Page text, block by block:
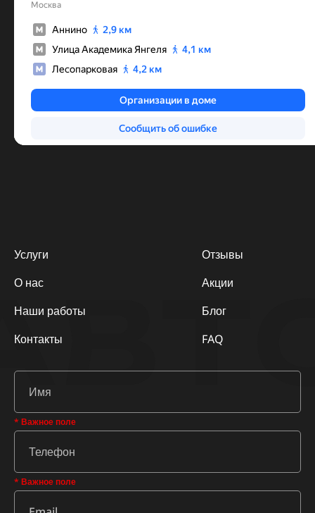
Услуги
О нас
Наши работы
Контакты
Отзывы
Акции
Блог
FAQ
* Важное поле
* Важное поле